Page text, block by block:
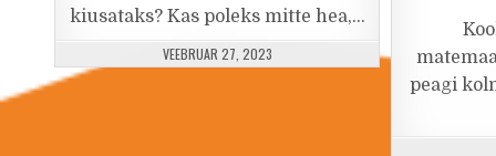
kiusataks? Kas poleks mitte hea,…
PUBLISHED DATE:
VEEBRUAR 27, 2023
peagi